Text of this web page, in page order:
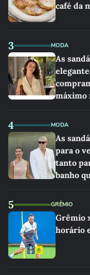
café da
3 MODA
As
máximo
4 MODA
As
para o
tanto
banho
5 GRÊMIO
Grêmio
horário